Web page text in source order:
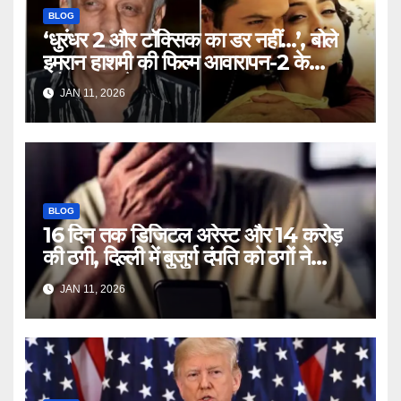
BLOG
‘धुरंधर 2 और टॉक्सिक का डर नहीं…’, बोले
इमरान हाशमी की फिल्म आवारापन-2 के
प्रोड्यूसर मुकेश भट्ट – Mukesh
Bhatt on Emraan Hashmi
Awarapan 2 delay release
date tmovg
JAN 11, 2026
BLOG
16 दिन तक डिजिटल अरेस्ट और 14 करोड़
की ठगी, दिल्ली में बुजुर्ग दंपति को ठगों ने
लगाया चूना – Delhi Cyber Fraud
elderly couple digital arrest
duped crores ntc rttm
JAN 11, 2026